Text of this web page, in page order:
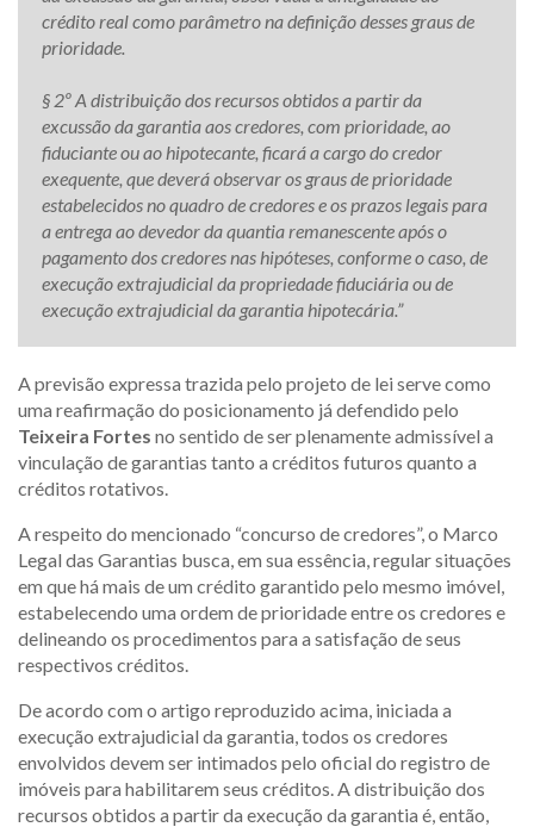
crédito real como parâmetro na definição desses graus de
prioridade.
§ 2º A distribuição dos recursos obtidos a partir da
excussão da garantia aos credores, com prioridade, ao
fiduciante ou ao hipotecante, ficará a cargo do credor
exequente, que deverá observar os graus de prioridade
estabelecidos no quadro de credores e os prazos legais para
a entrega ao devedor da quantia remanescente após o
pagamento dos credores nas hipóteses, conforme o caso, de
execução extrajudicial da propriedade fiduciária ou de
execução extrajudicial da garantia hipotecária.”
A previsão expressa trazida pelo projeto de lei serve como
uma reafirmação do posicionamento já defendido pelo
Teixeira Fortes no sentido de ser plenamente admissível a
vinculação de garantias tanto a créditos futuros quanto a
créditos rotativos.
A respeito do mencionado “concurso de credores”, o Marco
Legal das Garantias busca, em sua essência, regular situações
em que há mais de um crédito garantido pelo mesmo imóvel,
estabelecendo uma ordem de prioridade entre os credores e
delineando os procedimentos para a satisfação de seus
respectivos créditos.
De acordo com o artigo reproduzido acima, iniciada a
execução extrajudicial da garantia, todos os credores
envolvidos devem ser intimados pelo oficial do registro de
imóveis para habilitarem seus créditos. A distribuição dos
recursos obtidos a partir da execução da garantia é, então,